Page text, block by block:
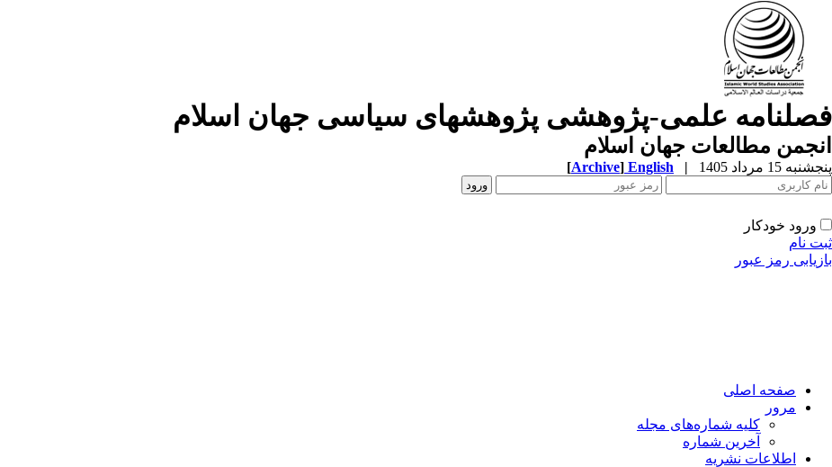
فصلنامه علمی-پژوهشی پژوهشهای سیاسی جهان اسلام
انجمن مطالعات جهان اسلام
پنجشنبه 15 مرداد 1405 |
English
[Archive]
ورود خودکار
ثبت نام
بازیابی رمز عبور
صفحه اصلی
مرور
کلیه شماره‌های مجله
آخرین شماره
اطلاعات نشریه